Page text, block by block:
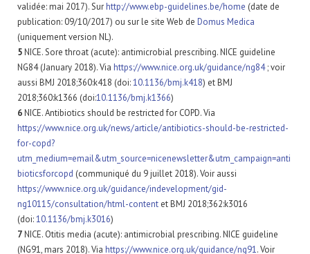
validée: mai 2017). Surhttp://www.ebp-guidelines.be/home (date de
publication: 09/10/2017) ou sur le site Web de Domus Medica
(uniquement version NL).​
5NICE. Sore throat (acute): antimicrobial prescribing. NICE guideline
NG84 (January 2018). Via https://www.nice.org.uk/guidance/ng84; voir
aussi BMJ 2018;360:k418 (doi:10.1136/bmj.k418) et BMJ
2018;360:k1366 (doi:10.1136/bmj.k1366)
6NICE. Antibiotics should be restricted for COPD. Via
https://www.nice.org.uk/news/article/antibiotics-should-be-restricted-
for-copd?
utm_medium=email&utm_source=nicenewsletter&utm_campaign=anti
bioticsforcopd (communiqué du 9 juillet 2018). Voir aussi
https://www.nice.org.uk/guidance/indevelopment/gid-
ng10115/consultation/html-content et BMJ 2018;362:k3016
(doi:10.1136/bmj.k3016)
7NICE. Otitis media (acute): antimicrobial prescribing. NICE guideline
(NG91, mars 2018). Via https://www.nice.org.uk/guidance/ng91. Voir